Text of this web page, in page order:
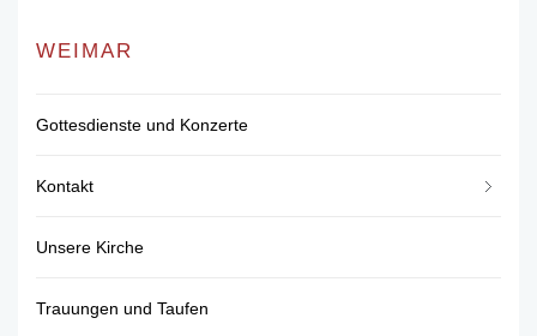
WEIMAR
Gottesdienste und Konzerte
Kontakt
Unsere Kirche
Trauungen und Taufen